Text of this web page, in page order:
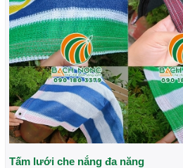
Tấm lưới che nắng đa năng